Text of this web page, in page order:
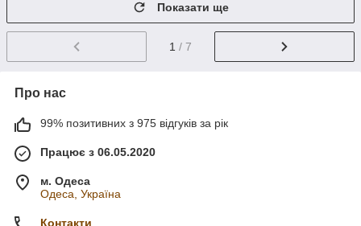
Показати ще
1 / 7
Про нас
99% позитивних з 975 відгуків за рік
Працює з 06.05.2020
м. Одеса
Одеса, Україна
Контакти